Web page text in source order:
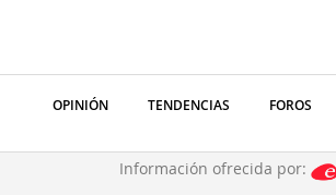
OPINIÓN TENDENCIAS FOROS
Información ofrecida por: